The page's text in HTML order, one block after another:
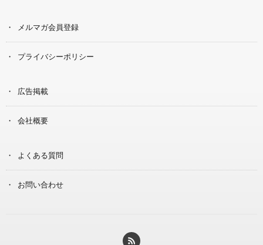
メルマガ会員登録
プライバシーポリシー
広告掲載
会社概要
よくある質問
お問い合わせ